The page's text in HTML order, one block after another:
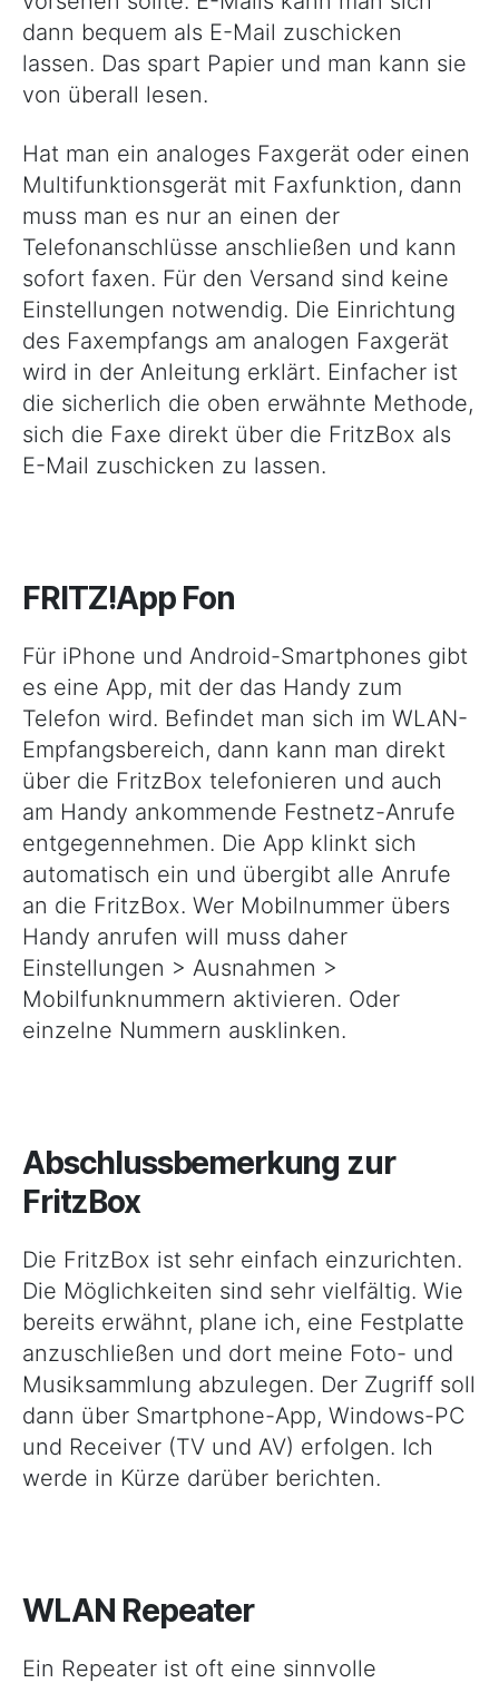
dann bequem als E-Mail zuschicken
lassen. Das spart Papier und man kann sie
von überall lesen.
Hat man ein analoges Faxgerät oder einen
Multifunktionsgerät mit Faxfunktion, dann
muss man es nur an einen der
Telefonanschlüsse anschließen und kann
sofort faxen. Für den Versand sind keine
Einstellungen notwendig. Die Einrichtung
des Faxempfangs am analogen Faxgerät
wird in der Anleitung erklärt. Einfacher ist
die sicherlich die oben erwähnte Methode,
sich die Faxe direkt über die FritzBox als
E-Mail zuschicken zu lassen.
FRITZ!App Fon
Für iPhone und Android-Smartphones gibt
es eine App, mit der das Handy zum
Telefon wird. Befindet man sich im WLAN-
Empfangsbereich, dann kann man direkt
über die FritzBox telefonieren und auch
am Handy ankommende Festnetz-Anrufe
entgegennehmen. Die App klinkt sich
automatisch ein und übergibt alle Anrufe
an die FritzBox. Wer Mobilnummer übers
Handy anrufen will muss daher
Einstellungen > Ausnahmen >
Mobilfunknummern aktivieren. Oder
einzelne Nummern ausklinken.
Abschlussbemerkung zur
FritzBox
Die FritzBox ist sehr einfach einzurichten.
Die Möglichkeiten sind sehr vielfältig. Wie
bereits erwähnt, plane ich, eine Festplatte
anzuschließen und dort meine Foto- und
Musiksammlung abzulegen. Der Zugriff soll
dann über Smartphone-App, Windows-PC
und Receiver (TV und AV) erfolgen. Ich
werde in Kürze darüber berichten.
WLAN Repeater
Ein Repeater ist oft eine sinnvolle